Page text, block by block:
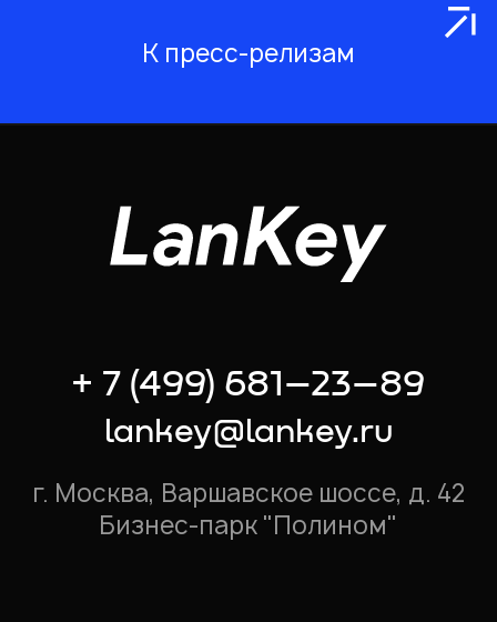
К пресс-релизам
г. Москва, Варшавское шоссе, д. 42
Бизнес-парк "Полином"
+ 7 (499) 681–23–89
lankey@lankey.ru